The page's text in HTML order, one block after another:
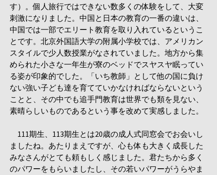
す）。個人旅行ではできない数多くの体験をして、大変
刺激になりました。中国と日本の教育の一番の違いは、
中国では一部でエリート教育を取り入れているというこ
とです。北京外国語大学の附属小学校では、アメリカン
スタイルで少人数授業がなされていました。地方から集
められた小さな一年生が寮のベッドでスヤスヤ眠ってい
る姿が印象的でした。「いち教師」として他の国に負け
ない強い子ども達を育てていかなければならないという
ことと、その中でも追手門教育は世界でも類を見ない、
素晴らしいものであるという事を改めて実感しました。
111期生、113期生とは20歳の成人式同窓会でお会いし
ましたね。あたりまえですが、心も体も大きく成長した
みなさんがとても頼もしく感じました。君たちから多く
のパワーをもらいましたし、その若いパワーがうらやま